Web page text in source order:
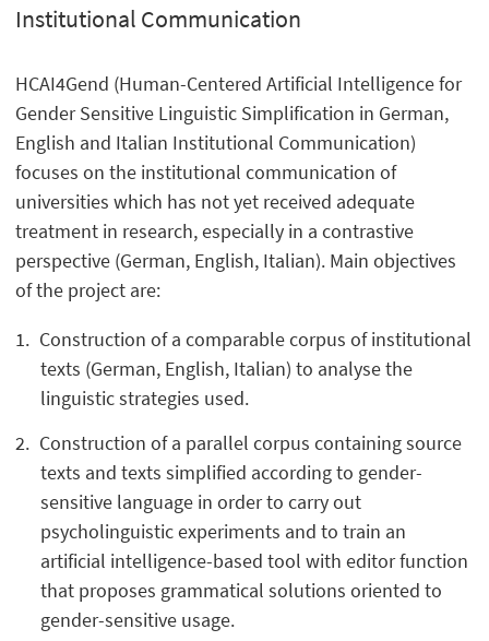
Institutional Communication
HCAI4Gend (Human-Centered Artificial Intelligence for
Gender Sensitive Linguistic Simplification in German,
English and Italian Institutional Communication)
focuses on the institutional communication of
universities which has not yet received adequate
treatment in research, especially in a contrastive
perspective (German, English, Italian). Main objectives
of the project are:
Construction of a comparable corpus of institutional
texts (German, English, Italian) to analyse the
linguistic strategies used.
Construction of a parallel corpus containing source
texts and texts simplified according to gender-
sensitive language in order to carry out
psycholinguistic experiments and to train an
artificial intelligence-based tool with editor function
that proposes grammatical solutions oriented to
gender-sensitive usage.